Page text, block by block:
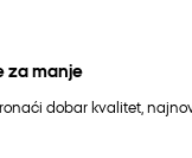
za manje
dobar kvalitet,